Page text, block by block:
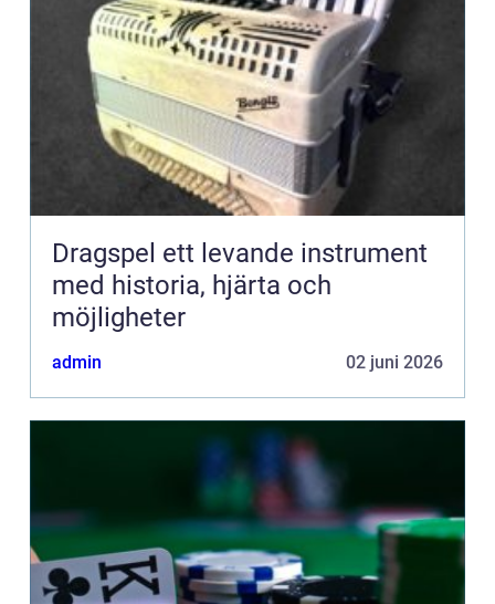
Dragspel ett levande instrument
med historia, hjärta och
möjligheter
admin 02 juni 2026